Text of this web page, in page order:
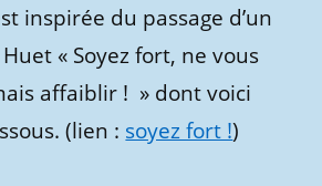
inspirée du passage d’un
« Soyez fort, ne vous
affaiblir ! » dont voici
(lien : soyez fort !)